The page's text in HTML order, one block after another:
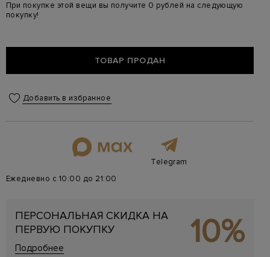
При покупке этой вещи вы получите 0 рублей на следующую
покупку!
ТОВАР ПРОДАН
Добавить в избранное
Telegram
Ежедневно с 10:00 до 21:00
ПЕРСОНАЛЬНАЯ СКИДКА НА
ПЕРВУЮ ПОКУПКУ
Подробнее 10%